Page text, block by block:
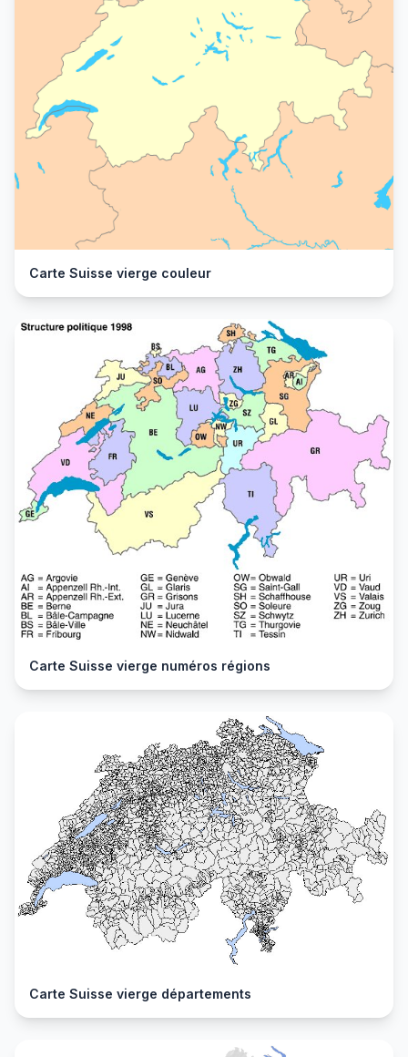
Carte Suisse vierge couleur
Carte Suisse vierge numéros régions
Carte Suisse vierge départements